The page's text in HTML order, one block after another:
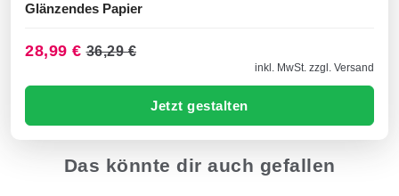
Glänzendes Papier
28,99 € 36,29 €
inkl. MwSt. zzgl. Versand
Jetzt gestalten
Das könnte dir auch gefallen